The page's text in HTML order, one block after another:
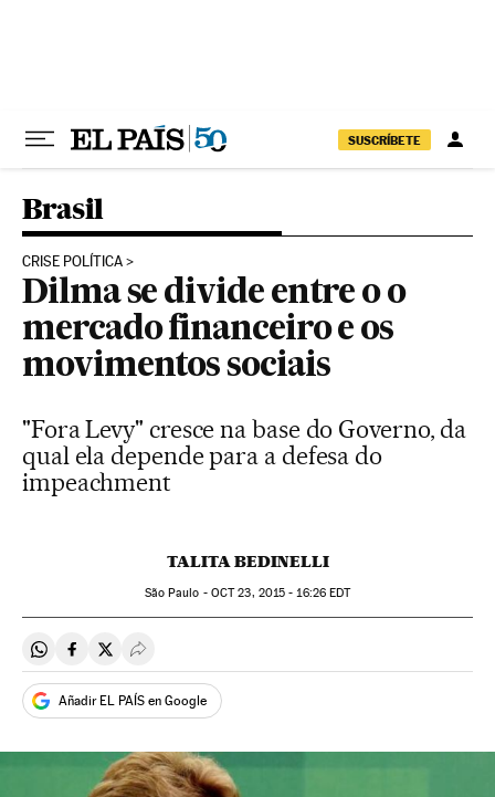
SUSCRÍBETE
Brasil
CRISE POLÍTICA
Dilma se divide entre o o
mercado financeiro e os
movimentos sociais
"Fora Levy" cresce na base do Governo, da
qual ela depende para a defesa do
impeachment
TALITA BEDINELLI
São Paulo - OCT23, 2015 - 16:26EDT
Compartir en Whatsapp
Compartir en Facebook
Compartir en Twitter
Desplegar Redes Sociales
Añadir EL PAÍS en Google